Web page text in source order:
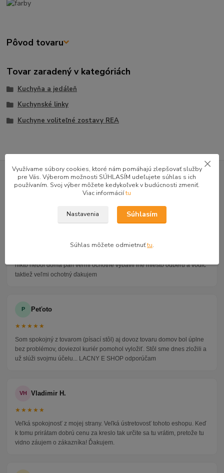
Pôvod tovaru
Tovar zaradený v kategóriách
Kuchyňa a jedáleň
Kuchynské linky
Kuchyne voliteľné zostavy REA
GOOGLE RECENZIE ZÁKAZNÍKOV
4.9★★★★★
47 recenzií · Google
nikto nebol doma pán veľmi ochotne vybavil iné miesto odberu a vodič
taktiež veľmi ochotný ďakujem
P Peťoto
★★★★★
Som spokojný z tovarom (písací stôl) aj dovoz tovaru domov bol úplne
bez problémov, doviezol kuriér pomohol vyložiť. Stôl sme dnes zložili a
už slúži svojmu účelu... LACNY E SHOP odporúčam
VH Vladimir H.
★★★★★
Veľká spokojnosť z mojej strany. Veľká ústretovosť tohoto eshopu. Keď
k tomu prirátam dobrú cenu za kreslo tak určite sa tu vrátim, pretože tu
vidno záujem o zákazníka! Ďakujem.
Využívame súbory cookies, ktoré nám pomáhajú zlepšovať služby
pre Vás. Výberom možnosti SÚHLASÍM udeľujete súhlas s ich
používaním. Svoj výber môžete kedykoľvek v budúcnosti zmeniť.
Viac informáciítu
Nastavenia Súhlasím
Súhlas môžete odmietnuťtu.